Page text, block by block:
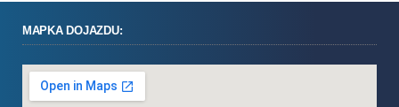
MAPKA DOJAZDU: